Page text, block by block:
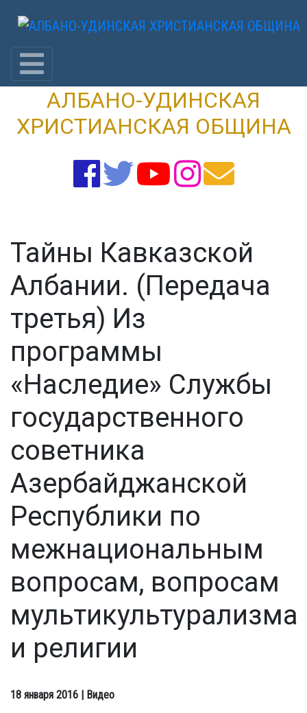
АЛБАНО-УДИНСКАЯ
ХРИСТИАНСКАЯ ОБЩИНА
Тайны Кавказской
Албании. (Передача
третья) Из
программы
«Наследие» Cлужбы
государственного
советника
Азербайджанской
Республики по
межнациональным
вопросам, вопросам
мультикультурализма
и религии
18 января 2016 | Видео